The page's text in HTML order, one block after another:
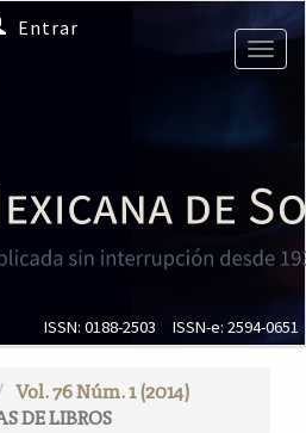
Entrar
ISSN: 0188-2503 ISSN-e: 2594-0651
Vol. 76 Núm. 1 (2014)
DE LIBROS